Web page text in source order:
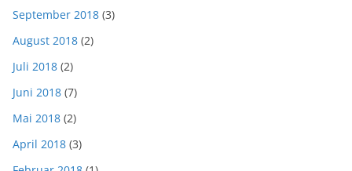
September 2018 (3)
August 2018 (2)
Juli 2018 (2)
Juni 2018 (7)
Mai 2018 (2)
April 2018 (3)